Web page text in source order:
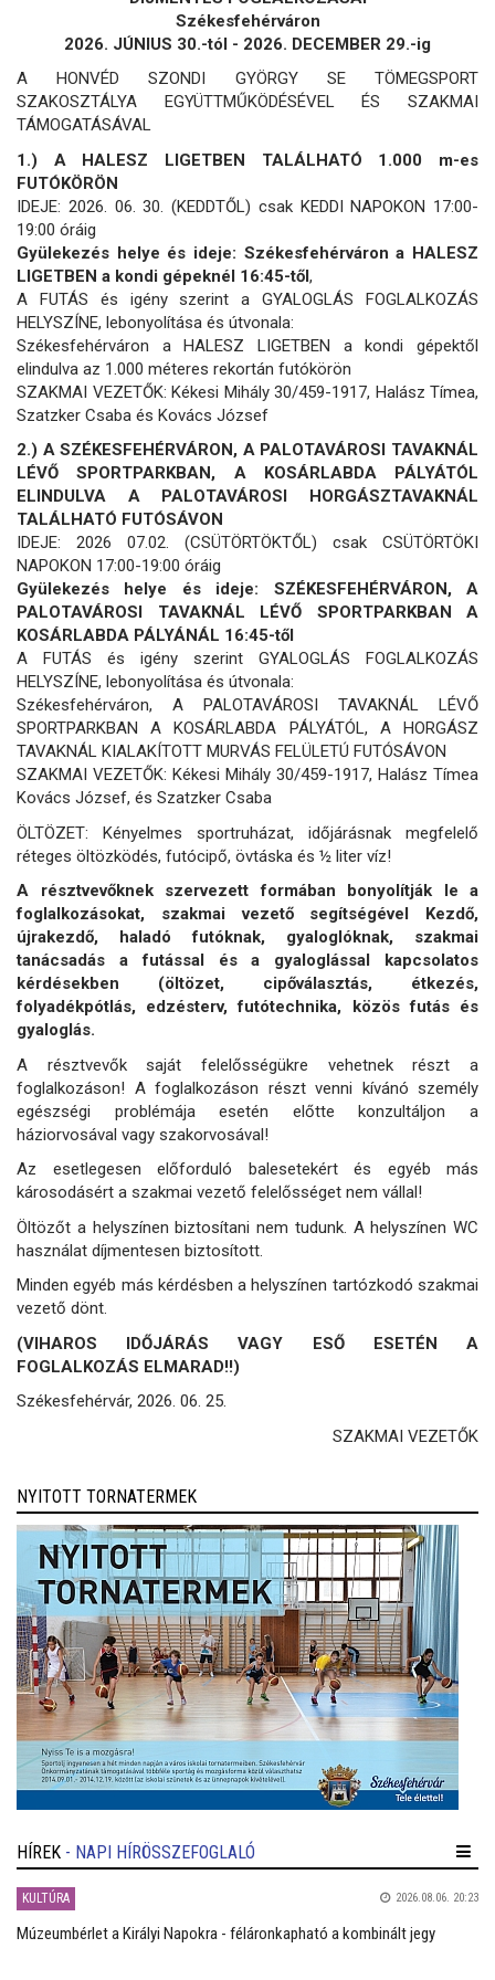
Székesfehérváron
2026. JÚNIUS 30.-tól - 2026. DECEMBER 29.-ig
A HONVÉD SZONDI GYÖRGY SE TÖMEGSPORT
SZAKOSZTÁLYA EGYÜTTMŰKÖDÉSÉVEL ÉS SZAKMAI
TÁMOGATÁSÁVAL
1.) A HALESZ LIGETBEN TALÁLHATÓ 1.000 m-es
FUTÓKÖRÖN
IDEJE: 2026. 06. 30. (KEDDTŐL) csak KEDDI NAPOKON 17:00-
19:00 óráig
Gyülekezés helye és ideje: Székesfehérváron a HALESZ
LIGETBEN a kondi gépeknél 16:45-től,
A FUTÁS és igény szerint a GYALOGLÁS FOGLALKOZÁS
HELYSZÍNE, lebonyolítása és útvonala:
Székesfehérváron a HALESZ LIGETBEN a kondi gépektől
elindulva az 1.000 méteres rekortán futókörön
SZAKMAI VEZETŐK: Kékesi Mihály 30/459-1917, Halász Tímea,
Szatzker Csaba és Kovács József
2.) A SZÉKESFEHÉRVÁRON, A PALOTAVÁROSI TAVAKNÁL
LÉVŐ SPORTPARKBAN, A KOSÁRLABDA PÁLYÁTÓL
ELINDULVA A PALOTAVÁROSI HORGÁSZTAVAKNÁL
TALÁLHATÓ FUTÓSÁVON
IDEJE: 2026 07.02. (CSÜTÖRTÖKTŐL) csak CSÜTÖRTÖKI
NAPOKON 17:00-19:00 óráig
Gyülekezés helye és ideje: SZÉKESFEHÉRVÁRON, A
PALOTAVÁROSI TAVAKNÁL LÉVŐ SPORTPARKBAN A
KOSÁRLABDA PÁLYÁNÁL 16:45-től
A FUTÁS és igény szerint GYALOGLÁS FOGLALKOZÁS
HELYSZÍNE, lebonyolítása és útvonala:
Székesfehérváron, A PALOTAVÁROSI TAVAKNÁL LÉVŐ
SPORTPARKBAN A KOSÁRLABDA PÁLYÁTÓL, A HORGÁSZ
TAVAKNÁL KIALAKÍTOTT MURVÁS FELÜLETÚ FUTÓSÁVON
SZAKMAI VEZETŐK: Kékesi Mihály 30/459-1917, Halász Tímea
Kovács József, és Szatzker Csaba
ÖLTÖZET: Kényelmes sportruházat, időjárásnak megfelelő
réteges öltözködés, futócipő, övtáska és ½ liter víz!
A résztvevőknek szervezett formában bonyolítják le a
foglalkozásokat, szakmai vezető segítségével Kezdő,
újrakezdő, haladó futóknak, gyaloglóknak, szakmai
tanácsadás a futással és a gyaloglással kapcsolatos
kérdésekben (öltözet, cipőválasztás, étkezés,
folyadékpótlás, edzésterv, futótechnika, közös futás és
gyaloglás.
A résztvevők saját felelősségükre vehetnek részt a
foglalkozáson! A foglalkozáson részt venni kívánó személy
egészségi problémája esetén előtte konzultáljon a
háziorvosával vagy szakorvosával!
Az esetlegesen előforduló balesetekért és egyéb más
károsodásért a szakmai vezető felelősséget nem vállal!
Öltözőt a helyszínen biztosítani nem tudunk. A helyszínen WC
használat díjmentesen biztosított.
Minden egyéb más kérdésben a helyszínen tartózkodó szakmai
vezető dönt.
(VIHAROS IDŐJÁRÁS VAGY ESŐ ESETÉN A
FOGLALKOZÁS ELMARAD!!)
Székesfehérvár, 2026. 06. 25.
SZAKMAI VEZETŐK
NYITOTT TORNATERMEK
HÍREK - NAPI HÍRÖSSZEFOGLALÓ
KULTÚRA 2026.08.06. 20:23
Múzeumbérlet a Királyi Napokra - féláronkapható a kombinált jegy